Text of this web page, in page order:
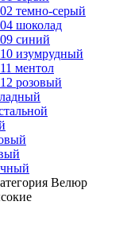
Велюр